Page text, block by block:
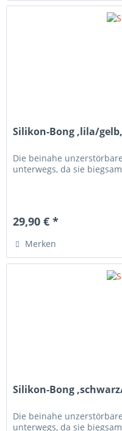
Silikon-Bong ,lila/
Die beinahe
unterwegs, da sie
29,90 € *
Merken
Silikon-Bong
Die beinahe
unterwegs, da sie